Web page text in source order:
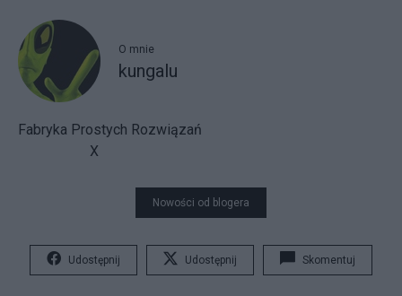
O mnie
kungalu
Fabryka Prostych Rozwiązań
X
Nowości od blogera
Udostępnij Udostępnij Skomentuj